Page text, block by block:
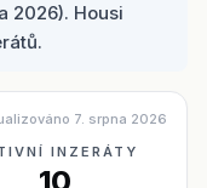
2026). Housi
7. srpna 2026
INZERÁTY